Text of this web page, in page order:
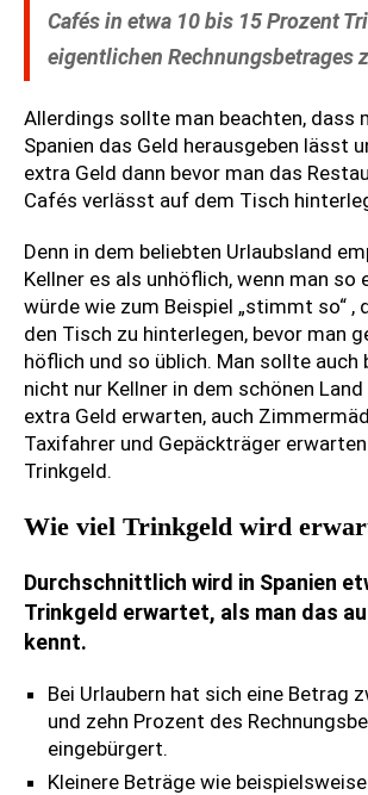
Cafés in etwa 10 bis 15 Prozent
eigentlichen Rechnungsbetrages
Allerdings sollte man beachten, dass
Spanien das Geld herausgeben lässt
extra Geld dann bevor man das
Cafés verlässt auf dem Tisch
Denn in dem beliebten Urlaubsland
Kellner es als unhöflich, wenn man so
würde wie zum Beispiel „stimmt so“ ,
den Tisch zu hinterlegen, bevor man
höflich und so üblich. Man sollte auch
nicht nur Kellner in dem schönen Land
extra Geld erwarten, auch
Taxifahrer und Gepäckträger
Trinkgeld.
Wie viel Trinkgeld wird
Durchschnittlich wird in Spanien
Trinkgeld erwartet, als man das
kennt.
Bei Urlaubern hat sich eine Betrag
und zehn Prozent des
eingebürgert.
Kleinere Beträge wie